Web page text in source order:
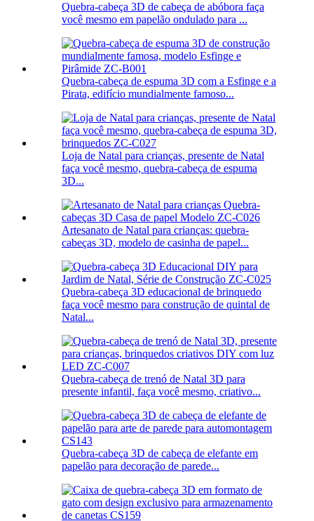
Quebra-cabeça 3D de cabeça de abóbora faça
você mesmo em papelão ondulado para ...
Quebra-cabeça de espuma 3D com a Esfinge e a
Pirata, edifício mundialmente famoso...
Loja de Natal para crianças, presente de Natal
faça você mesmo, quebra-cabeça de espuma
3D...
Artesanato de Natal para crianças: quebra-
cabeças 3D, modelo de casinha de papel...
Quebra-cabeça 3D educacional de brinquedo
faça você mesmo para construção de quintal de
Natal...
Quebra-cabeça de trenó de Natal 3D para
presente infantil, faça você mesmo, criativo...
Quebra-cabeça 3D de cabeça de elefante em
papelão para decoração de parede...